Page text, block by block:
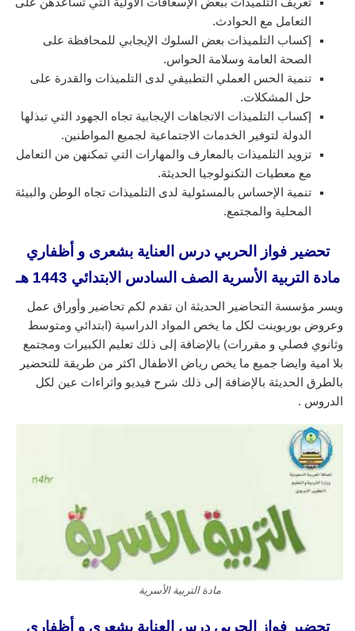
التعامل مع الحوادث.
إكساب التلميذات بعض السلوك الإيجابي للمحافظة على
الصحة العامة وسلامة الحواس.
تنمية الحس العملي التطبيقي لدى التلميذات والقدرة على
حل المشكلات.
إكساب التلميذات الاتجاهات الإيجابية تجاه الجهود التي تبذلها
الدولة لتوفير الخدمات الاجتماعية لجميع المواطنين.
تزويد التلميذات بالمعارف والمهارات التي تمكنهن من التعامل
مع معطيات التكنولوجيا الحديثة.
تنمية الإحساس بالمسئولية لدى التلميذات تجاه الوطن والبيئة
المحلية والمجتمع.
تحضير فواز الحربي درس العناية بشعرى و أظفاري
مادة التربية الأسرية الصف السادس الابتدائي 1443 هـ
ويسر مؤسسة التحاضير الحديثة ان تقدم لكم تحاضير وأوراق عمل
وعروض بوربوينت لكل ما يخص المواد الدراسية (ابتدائي ومتوسط
وثانوي فصلي و مقررات) بالإضافة إلى ذلك تعليم الكبيرات ومجتمع
بلا امية وايضا جميع ما يخص رياض الاطفال اكثر من طريقة للتحضير
بالطرق الحديثة بالإضافة إلى ذلك شرح فيديو واثراءات عين لكل
الدروس .
مادة التربية الأسرية
تحضير فواز الحربي درس العناية بشعرى و أظفاري